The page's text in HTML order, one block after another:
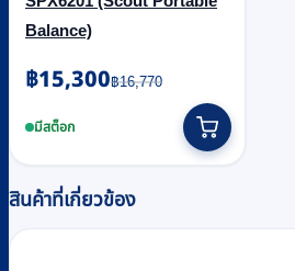
Balance)
฿16,770
Original
price
was:
฿15,300
Current
price
is:มีสต็อก
สินค้าที่เกี่ยวข้อง